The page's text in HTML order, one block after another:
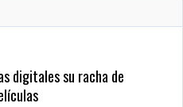
digitales su racha de